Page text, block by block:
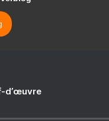
d’œuvre